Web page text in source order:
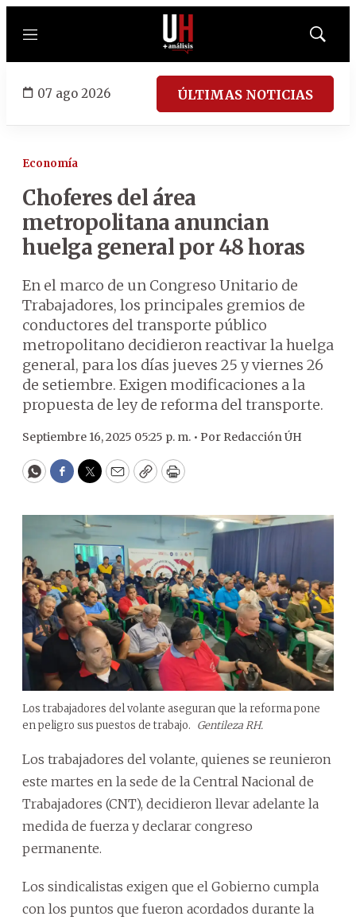
Menú
Mostrar
07 ago 2026 ÚLTIMAS NOTICIAS
Economía
Choferes del área
metropolitana anuncian
huelga general por 48 horas
En el marco de un Congreso Unitario de
Trabajadores, los principales gremios de
conductores del transporte público
metropolitano decidieron reactivar la huelga
general, para los días jueves 25 y viernes 26
de setiembre. Exigen modificaciones a la
propuesta de ley de reforma del transporte.
Septiembre 16, 2025 05:25 p. m. • Por Redacción ÚH
WhatsApp
Facebook
Twitter
EmailCopyPrint
Los trabajadores del volante aseguran que la reforma pone
en peligro sus puestos de trabajo. Gentileza RH.
Los trabajadores del volante, quienes se reunieron
este martes en la sede de la Central Nacional de
Trabajadores (CNT), decidieron llevar adelante la
medida de fuerza y declarar congreso
permanente.
Los sindicalistas exigen que el Gobierno cumpla
con los puntos que fueron acordados durante la